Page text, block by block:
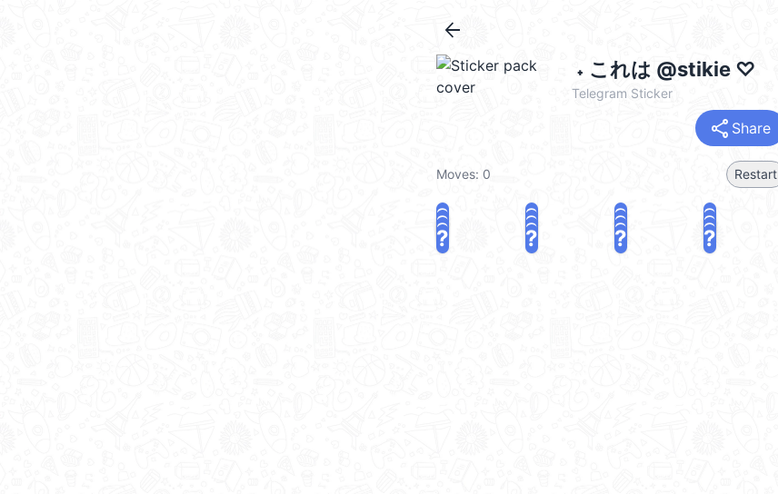
arrow_back
ㅤㅤ ˖ これは @stikie ♡
Telegram Sticker
share Share
Moves: 0 Restart
? ? ? ?
? ? ? ?
? ? ? ?
? ? ? ?